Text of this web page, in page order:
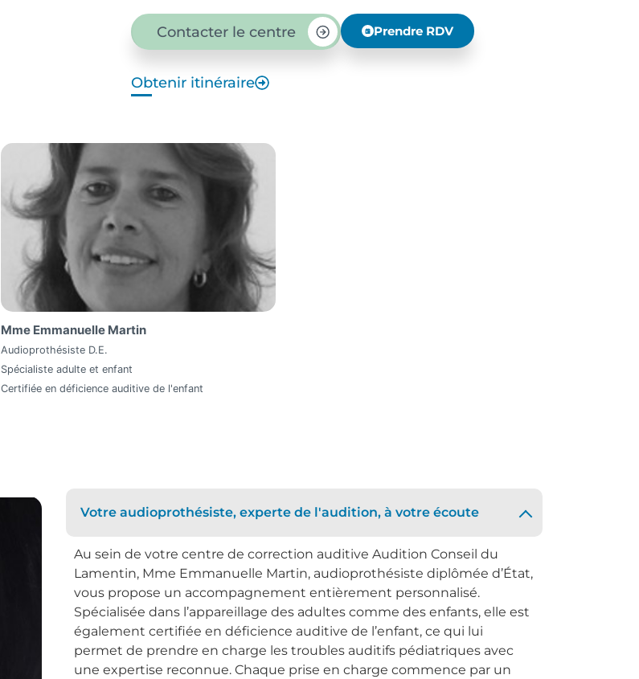
Contacter le centre Prendre RDV
Obtenir itinéraire
Mme Emmanuelle Martin
Audioprothésiste D.E.
Spécialiste adulte et enfant
Certifiée en déficience auditive de l'enfant
Votre audioprothésiste, experte de l'audition, à votre écoute
Au sein de votre centre de correction auditive Audition Conseil du
Lamentin, Mme Emmanuelle Martin, audioprothésiste diplômée d’État,
vous propose un accompagnement entièrement personnalisé.
Spécialisée dans l’appareillage des adultes comme des enfants, elle est
également certifiée en déficience auditive de l’enfant, ce qui lui
permet de prendre en charge les troubles auditifs pédiatriques avec
une expertise reconnue. Chaque prise en charge commence par un